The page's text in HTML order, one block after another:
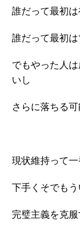
誰だって最初は
誰だって最初は
でもやった人
いし
さらに落ちる可
現状維持って一
下手くそでも
完璧主義を克服